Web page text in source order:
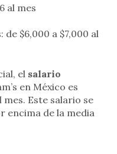
al mes
$6,000 a $7,000 al
el salario
en México es
mes. Este salario se
encima de la media